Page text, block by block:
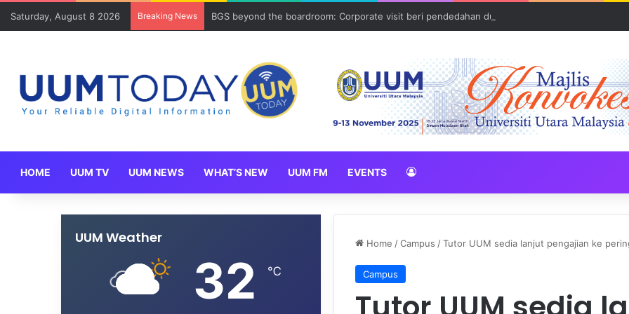
Saturday, August 8 2026 Breaking News BGS beyond the boardroom: Corporate visit beri pendedahan dunia korporat kepada PELAJAR
HOME UUM TV UUM NEWS WHAT’S NEW UUM FM EVENTS
Home /Campus /Tutor UUM sedia lanjut pengajian ke
Campus
UUM Weather
32 ℃